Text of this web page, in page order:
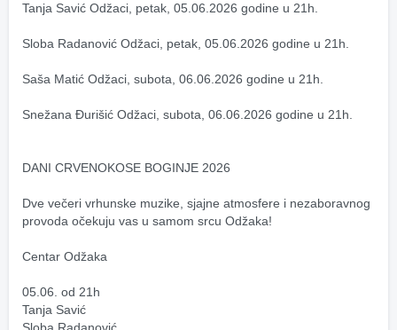
Tanja Savić Odžaci, petak, 05.06.2026 godine u 21h.
Sloba Radanović Odžaci, petak, 05.06.2026 godine u 21h.
Saša Matić Odžaci, subota, 06.06.2026 godine u 21h.
Snežana Đurišić Odžaci, subota, 06.06.2026 godine u 21h.
DANI CRVENOKOSE BOGINJE 2026
Dve večeri vrhunske muzike, sjajne atmosfere i nezaboravnog
provoda očekuju vas u samom srcu Odžaka!
Centar Odžaka
05.06. od 21h
Tanja Savić